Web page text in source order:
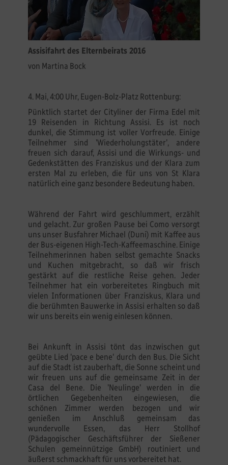
Assisifahrt des Elternbeirats 2016
von Martina Bock
4. Mai, 4:00 Uhr, Eugen-Bolz-Platz Rottenburg:
Pünktlich startet der Cityliner der Firma Edel mit
19 Reisenden in Richtung Assisi. Es ist noch
dunkel, die Stimmung ist voller Vorfreude. Einige
Teilnehmer sind 'Wiederholungstäter', andere
freuen sich darauf, Assisi und die Wirkungs- und
Gedenkstätten des Franziskus und der Klara zum
ersten Mal zu erleben, die für uns von St Klara
natürlich eine ganz besondere Bedeutung haben.
Während der Fahrt wird geschlummert, erzählt
und gelacht. Zur großen Pause bei Como versorgt
uns unser Busfahrer Michael (Duni) mit Kaffee aus
der Bus-eigenen High-Tech-Kaffeemaschine. Einige
Teilnehmerinnen haben selbst gemachte Snacks
und Kuchen mitgebracht, so daß wir frisch
gestärkt auf die restliche Reise gehen. Jeder
Teilnehmer hat ein vorbereitetes Ringbuch mit
vielen Informationen über Franziskus, Klara und
die berühmten Bauwerke in Assisi erhalten so daß
wir uns bereits ein wenig einlesen können.
Bei Ankunft in Assisi tönt das inzwischen gut
geübte Lied 'pace e bene' durch den Bus. Die Sicht
auf die Stadt ist zauberhaft, die Sonne scheint und
wir freuen uns auf die gemeinsame Zeit in der
Casa del Bene. Die 'Neulinge' werden in die
örtlichen Gegebenheiten eingewiesen, die
schönen Zimmer werden bezogen und wir
genießen im Anschluß gemeinsam das
wundervolle Essen, das Herr Stollhof
(Pädagogischer Geschäftsführer der Sießener
Schulen gemeinnützige GmbH) routiniert und
äußerst schmackhaft für uns vorbereitet hat.